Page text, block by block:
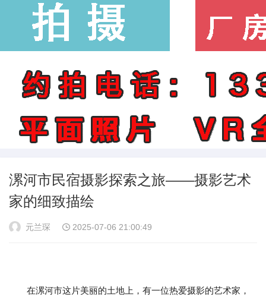
漯河市民宿摄影探索之旅——摄影艺术
家的细致描绘
元兰琛 2025-07-06 21:00:49
在漯河市这片美丽的土地上，有一位热爱摄影的艺术家，